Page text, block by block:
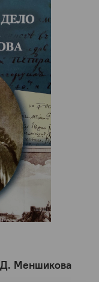
Д. Меншикова